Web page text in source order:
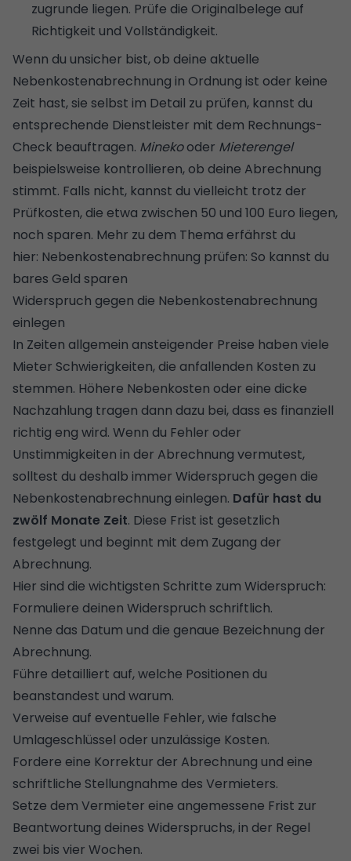
zugrunde liegen. Prüfe die Originalbelege auf
Richtigkeit und Vollständigkeit.
Wenn du unsicher bist, ob deine aktuelle
Nebenkostenabrechnung in Ordnung ist oder keine
Zeit hast, sie selbst im Detail zu prüfen, kannst du
entsprechende Dienstleister mit dem Rechnungs-
Check beauftragen. Minekooder Mieterengel
beispielsweise kontrollieren, ob deine Abrechnung
stimmt. Falls nicht, kannst du vielleicht trotz der
Prüfkosten, die etwa zwischen 50 und 100 Euro liegen,
noch sparen. Mehr zu dem Thema erfährst du
hier: Nebenkostenabrech­nung prüfen: So kannst du
bares Geld sparen
Widerspruch gegen die Nebenkostenabrechnung
einlegen
In Zeiten allgemein ansteigender Preise haben viele
Mieter Schwierigkeiten, die anfallenden Kosten zu
stemmen. Höhere Nebenkosten oder eine dicke
Nachzahlung tragen dann dazu bei, dass es finanziell
richtig eng wird. Wenn du Fehler oder
Unstimmigkeiten in der Abrechnung vermutest,
solltest du deshalb immer Widerspruch gegen die
Nebenkostenabrechnung einlegen. Dafür hast du
zwölf Monate Zeit. Diese Frist ist gesetzlich
festgelegt und beginnt mit dem Zugang der
Abrechnung.
Hier sind die wichtigsten Schritte zum Widerspruch:
Formuliere deinen Widerspruch schriftlich.
Nenne das Datum und die genaue Bezeichnung der
Abrechnung.
Führe detailliert auf, welche Positionen du
beanstandest und warum.
Verweise auf eventuelle Fehler, wie falsche
Umlageschlüssel oder unzulässige Kosten.
Fordere eine Korrektur der Abrechnung und eine
schriftliche Stellungnahme des Vermieters.
Setze dem Vermieter eine angemessene Frist zur
Beantwortung deines Widerspruchs, in der Regel
zwei bis vier Wochen.